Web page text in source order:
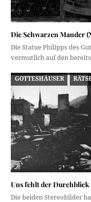
Die Schwarzen Mander
Die Statue Philipps des
vermutlich auf den
GOTTESHÄUSER
Uns fehlt der Durchblick
Die beiden Stereobilder